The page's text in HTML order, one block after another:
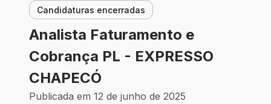
Candidaturas encerradas
Analista Faturamento e
Cobrança PL - EXPRESSO
CHAPECÓ
Publicada em 12 de junho de 2025